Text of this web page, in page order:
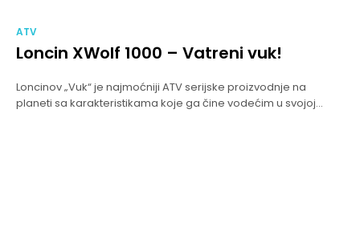
ATV
Loncin XWolf 1000 – Vatreni vuk!
Loncinov „Vuk“ je najmoćniji ATV serijske proizvodnje na
planeti sa karakteristikama koje ga čine vodećim u svojoj...